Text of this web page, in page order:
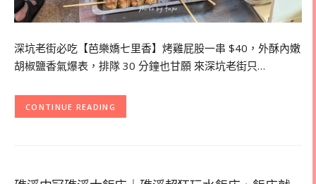
深坑老街必吃【芭樂嬌七里香】烤雞屁股一串 $40，外酥內嫩
胡椒鹽香氣爆表，排隊 30 分鐘也甘願 來深坑老街只…
CONTINUE READING